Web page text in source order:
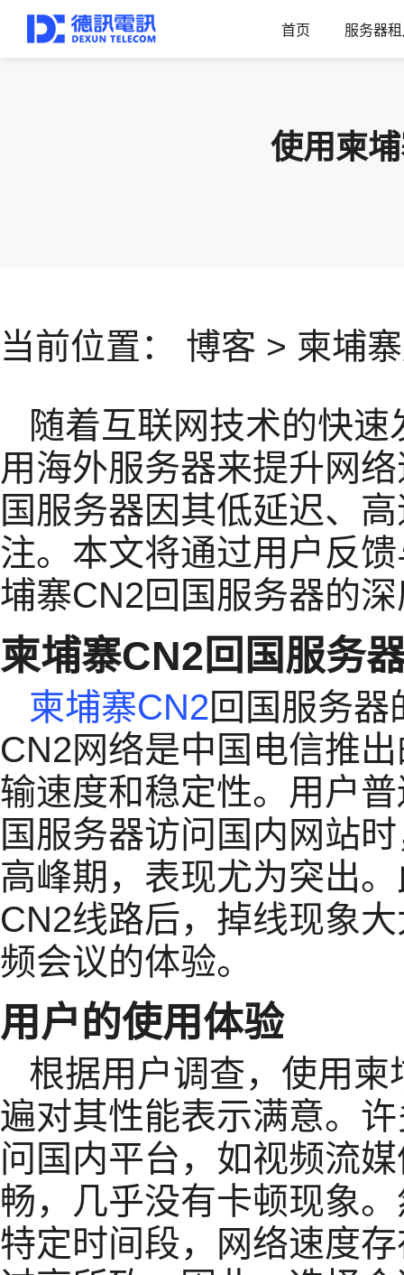
首页 服务器
使用柬
当前位置： 博客 > 柬埔
随着互联网技术的快
用海外服务器来提升网
国服务器因其低延迟、
注。本文将通过用户反
埔寨CN2回国服务器的
柬埔寨CN2回国服务
柬埔寨CN2回国服务
CN2网络是中国电信推
输速度和稳定性。用户
国服务器访问国内网站
高峰期，表现尤为突出
CN2线路后，掉线现象
频会议的体验。
用户的使用体验
根据用户调查，使用
遍对其性能表示满意。
问国内平台，如视频流
畅，几乎没有卡顿现象
特定时间段，网络速度